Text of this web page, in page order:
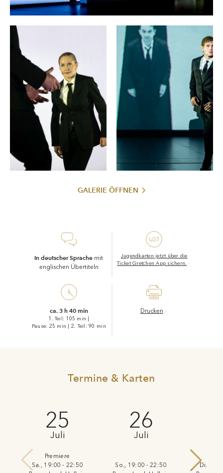
ist der destruktive Pol, der Faust verführt und antreibt. Mit
ihm macht sich Faust auf eine Initiationsreise durch die Welt,
die ihn durch die Abgründe des eigenen Bewusstseins
führt – durch Lust und Verantwortung, Schöpfung und
Zerstörung. Der junge Faust ist jener Teil des Wesens, in
dem das Leben pulsiert, der nach Erfahrung, Berührung,
Gegenwart drängt – etwas, das der alte Faust in seiner
monströsen Erkenntnisgier verloren hat. Gretchen ist
dessen weiblicher Anteil, der Moral, Verletzlichkeit,
Unschuld und Liebe verkörpert. Sie spiegelt ihm seine
eigene Unzulänglichkeit und Leere, seinen Mangel an
Empathie und Hingabe. In ihrem Blick erkennt er das, was er
aus sich verbannt hat und nun, unerträglich nah, vor ihm
steht. Darum muss er sie zerstören.
Goethe selbst bekannte sich zu seiner „nordischen
Barbarey“, die jenseits der klassizistischen Humanität liegt.
ineinander verkeilt und schleppen sich durch die wüste,
Yvonne Gebauer
GALERIE ÖFFNEN
In deutscher Sprache mit
englischen Übertiteln
Jugendkarten jetzt über die
Ticket Gretchen App sichern.
ca. 3 h 40 min
1. Teil: 105 min
Pause: 25 min
2. Teil: 90 min
Drucken
Termine & Karten
25
Juli
Premiere
Sa., 19:00 - 22:50
26
Juli
So., 19:00 - 22:50
Di.,